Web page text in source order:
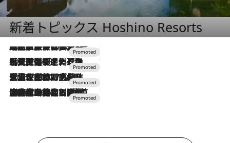
新着トピックス Hoshino Resorts
2026.7.31
【ホテル帰省】という選択肢をOMOが提案。家族とほどよい距離を保つには「昼は実家、夜は気兼ねなくホテルで！」
2026.7.24
【夏限定ディナーコース】旬を迎える稚鮎や花ズッキーニなどをイタリア・トスカーナの郷土料理の手法で満喫！
2026.7.17
「土佐和ハーブかき氷」がOMO7高知に登場！生姜、山椒、大葉など目にも舌にも涼を呼ぶ郷土の味
2026.7.10
NEW OPEN！【界 草津】名湯の地に誕生。趣の異なる2種の温泉と上州ならではの会席・蕎麦割烹など美食を味わう究極の癒やし旅